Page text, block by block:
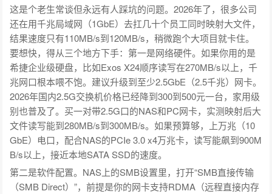
这是个老生常谈但永远有人踩坑的问题。2026年了，很多公司
还在用千兆局域网（1GbE）去扛几十个员工同时映射大文件，
结果速度只有110MB/s到120MB/s，稍微跑个大项目就卡住。
要想快，得从三个地方下手：第一是网络硬件。如果你用的是
希捷企业级硬盘，比如Exos X24顺序读写在270MB/s以上，千
兆网口根本喂不饱。建议升级到至少2.5GbE（2.5千兆）网卡。
2026年国内2.5G交换机价格已经降到300到500元一台，家用级
别也普及了。买一对带2.5G口的NAS和PC网卡，实测映射后大
文件读写能到280MB/s到300MB/s。如果预算够，上万兆（10
GbE）电口，配合NAS的PCIe 3.0 x4万兆卡，读写能飙到900M
B/s以上，接近本地SATA SSD的速度。
第二是软件配置。NAS上的SMB设置里，打开“SMB直接传输
（SMB Direct）”，前提是你的网卡支持RDMA（远程直接内存